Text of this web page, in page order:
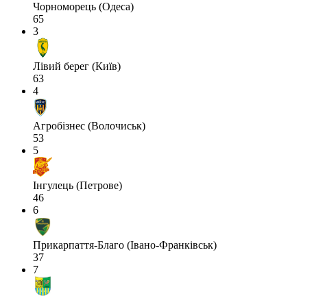
Чорноморець (Одеса)
65
3
Лівий берег (Київ)
63
4
Агробізнес (Волочиськ)
53
5
Інгулець (Петрове)
46
6
Прикарпаття-Благо (Івано-Франківськ)
37
7